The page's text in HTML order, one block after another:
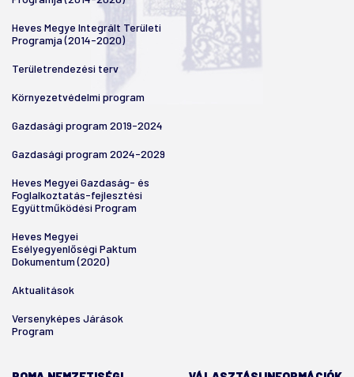
Heves Megye Integrált Területi
Programja (2014-2020)
Területrendezési terv
Környezetvédelmi program
Gazdasági program 2019-2024
Gazdasági program 2024-2029
Heves Megyei Gazdaság- és
Foglalkoztatás-fejlesztési
Együttműködési Program
Heves Megyei
Esélyegyenlőségi Paktum
Dokumentum (2020)
Aktualitások
Versenyképes Járások
Program